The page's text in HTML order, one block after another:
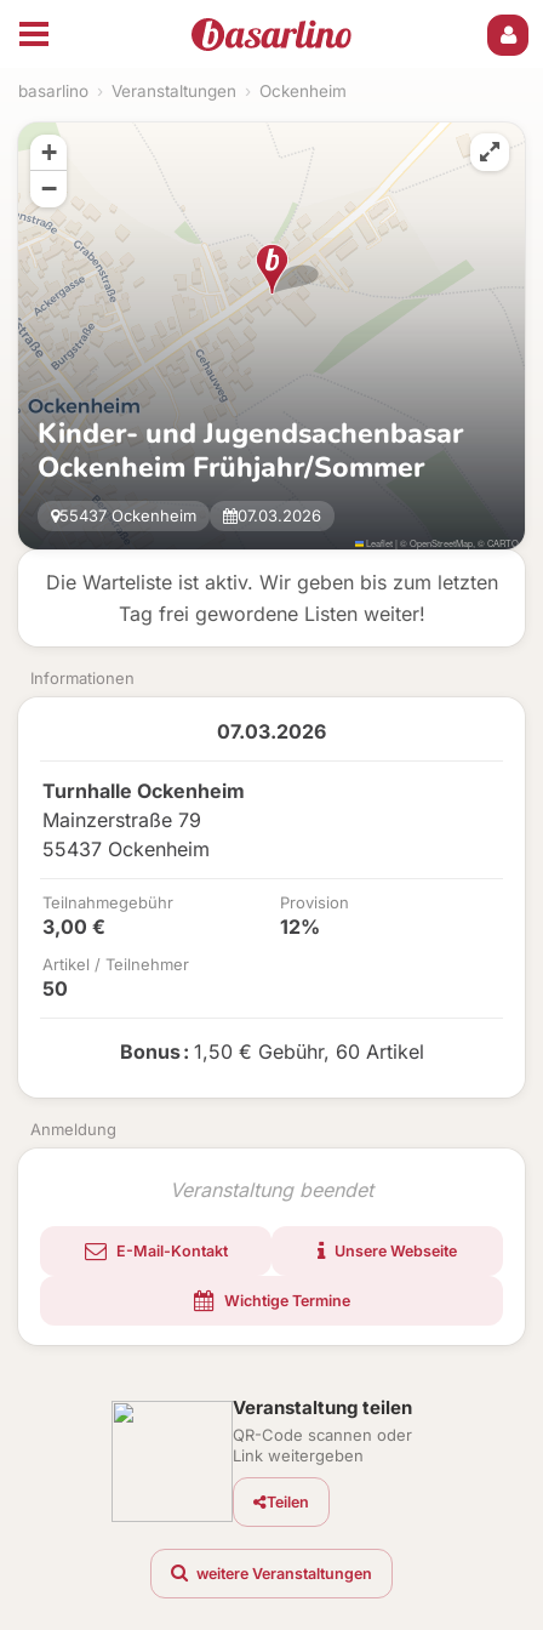
basarlino › Veranstaltungen › Ockenheim
Die Warteliste ist aktiv. Wir geben bis zum letzten
Tag frei gewordene Listen weiter!
Informationen
Anmeldung
07.03.2026
Turnhalle Ockenheim
Mainzerstraße 79
55437 Ockenheim
Teilnahmegebühr
3,00 €
Provision
12%
Artikel / Teilnehmer
50
Bonus: 1,50 € Gebühr, 60 Artikel
Veranstaltung beendet
E-Mail-Kontakt Unsere Webseite
Wichtige Termine
Kinder- und Jugendsachenbasar
Ockenheim Frühjahr/Sommer
55437 Ockenheim 07.03.2026
+
−
Leaflet|©OpenStreetMap , ©CARTO
Veranstaltung teilen
QR-Code scannen oder
Link weitergeben
Teilen
weitere Veranstaltungen